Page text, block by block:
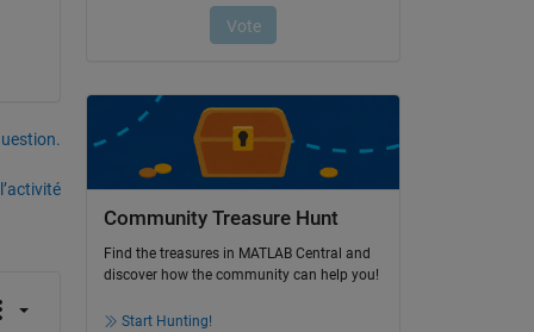
Community Treasure Hunt
Find the treasures in MATLAB Central and
discover how the community can help you!
Start Hunting!